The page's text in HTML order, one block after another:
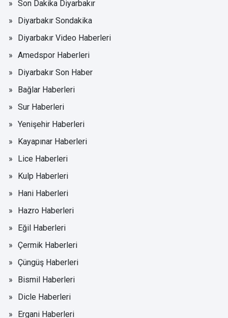
Son Dakika Diyarbakır
Diyarbakır Sondakika
Diyarbakır Video Haberleri
Amedspor Haberleri
Diyarbakır Son Haber
Bağlar Haberleri
Sur Haberleri
Yenişehir Haberleri
Kayapınar Haberleri
Lice Haberleri
Kulp Haberleri
Hani Haberleri
Hazro Haberleri
Eğil Haberleri
Çermik Haberleri
Çüngüş Haberleri
Bismil Haberleri
Dicle Haberleri
Ergani Haberleri